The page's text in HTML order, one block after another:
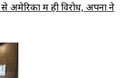
में ही विरोध, अपनों ने